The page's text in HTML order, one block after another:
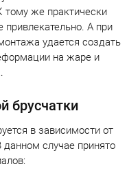
тому же практически
привлекательно. А при
удается создать
на жаре и
брусчатки
в зависимости от
данном случае принято